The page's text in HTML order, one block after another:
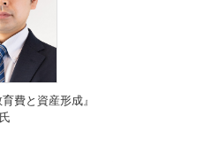
費と資産形成』